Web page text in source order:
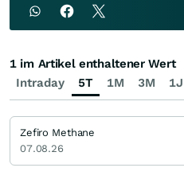
Intraday 5T 1M 3M 1J
1 im Artikel enthaltener Wert
Zefiro Methane
07.08.26